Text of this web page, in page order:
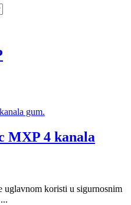
MXP 4 kanala
koristi u sigurnosnim